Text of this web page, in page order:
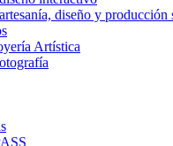
diseño y producción
Artística